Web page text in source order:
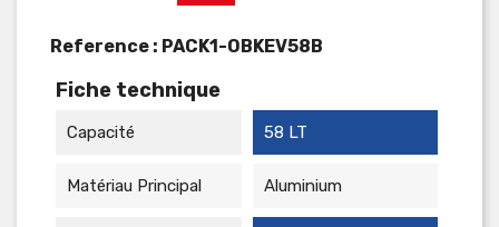
Reference : PACK1-OBKEV58B
Fiche technique
Capacité 58 LT
Matériau Principal Aluminium